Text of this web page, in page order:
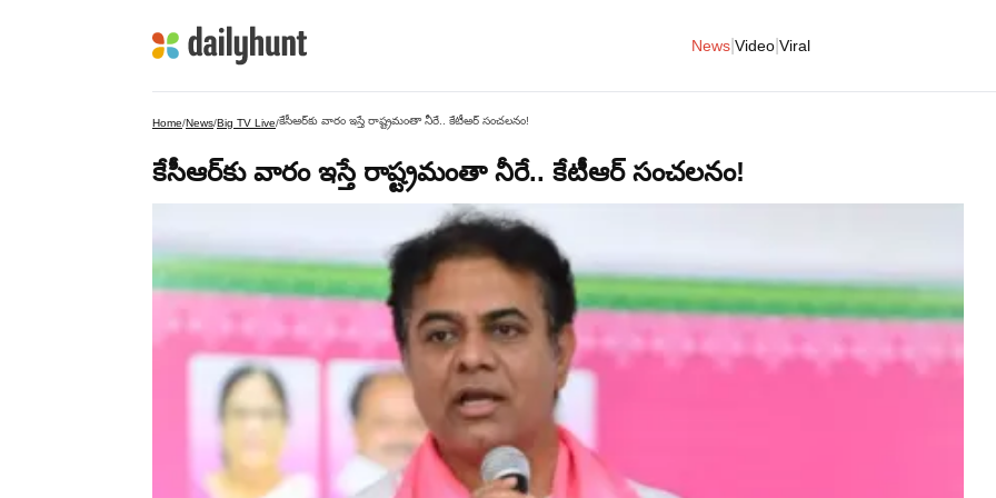
News Video Viral
Home/News/Big TV Live/కేసీఆర్‌కు వారం ఇస్తే రాష్ట్రమంతా నీరే.. కేటీఆర్ సంచలనం!
కేసీఆర్‌కు వారం ఇస్తే రాష్ట్రమంతా నీరే.. కేటీఆర్ సంచలనం!